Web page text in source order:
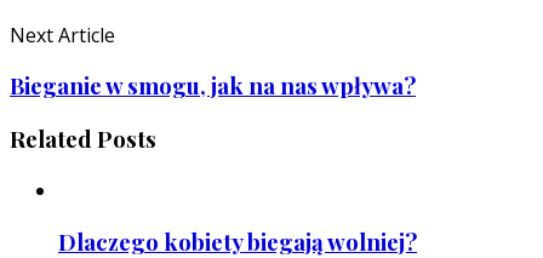
Next Article
Bieganie w smogu, jak na nas wpływa?
Related Posts
Dlaczego kobiety biegają wolniej?